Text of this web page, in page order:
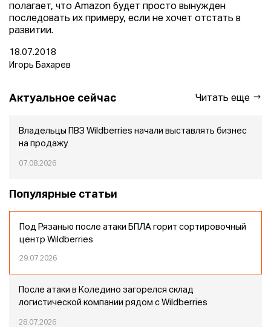
полагает, что Amazon будет просто вынужден
последовать их примеру, если не хочет отстать в
развитии.
18.07.2018
Игорь Бахарев
Актуальное сейчас Читать еще
Владельцы ПВЗ Wildberries начали выставлять бизнес
на продажу
07.08.2026
Популярные статьи
Под Рязанью после атаки БПЛА горит сортировочный
центр Wildberries
29.07.2026
После атаки в Коледино загорелся склад
логистической компании рядом с Wildberries
28.07.2026